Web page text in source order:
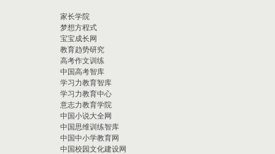
家长学院
梦想方程式
宝宝成长网
教育趋势研究
高考作文训练
中国高考智库
学习力教育智库
学习力教育中心
意志力教育学院
中国小说大全网
中国思维训练智库
中国中小学教育网
中国校园文化建设网